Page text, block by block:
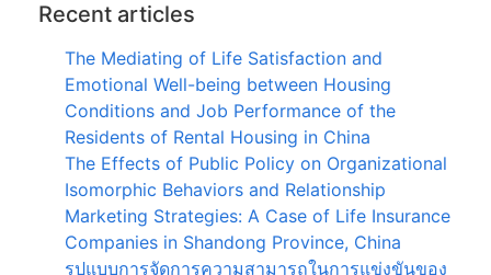
Recent articles
The Mediating of Life Satisfaction and
Emotional Well-being between Housing
Conditions and Job Performance of the
Residents of Rental Housing in China
The Effects of Public Policy on Organizational
Isomorphic Behaviors and Relationship
Marketing Strategies: A Case of Life Insurance
Companies in Shandong Province, China
รูปแบบการจัดการความสามารถในการแข่งขันของ